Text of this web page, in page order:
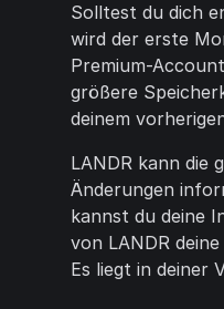
Solltest du dich
wird der erste
Premium-
größere
deinem
LANDR kann die
Änderungen
kannst du deine
von LANDR
Es liegt in deiner